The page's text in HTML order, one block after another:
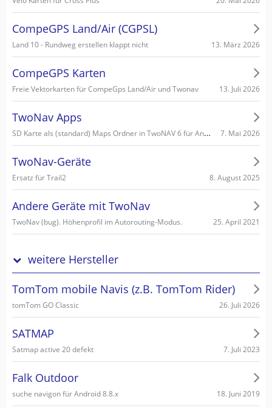
CompeGPS Land/Air (CGPSL)
Land 10 - Rundweg erstellen klappt nicht 13. März 2026
CompeGPS Karten
Freie Vektorkarten für CompeGps Land/Air und Twonav 13. Juli 2026
TwoNav Apps
SD Karte als (standard) Maps Ordner in TwoNAV 6 für Android einstellen/wählen 7. Mai 2026
TwoNav-Geräte
Ersatz für Trail2 8. August 2025
Andere Geräte mit TwoNav
TwoNav (bug). Höhenprofil im Autorouting-Modus. 25. April 2021
weitere Hersteller
TomTom mobile Navis (z.B. TomTom Rider)
tomTom GO Classic 26. Juli 2026
SATMAP
Satmap active 20 defekt 7. Juli 2023
Falk Outdoor
suche navigon für Android 8.8.x 18. Juni 2019